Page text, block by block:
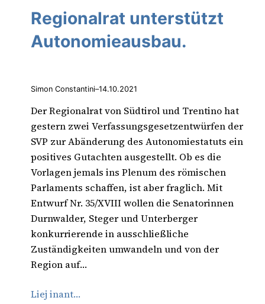
Regionalrat unterstützt
Autonomieausbau.
Simon Constantini–14.10.2021
Der Regionalrat von Südtirol und Trentino hat
gestern zwei Verfassungsgesetzentwürfen der
SVP zur Abänderung des Autonomiestatuts ein
positives Gutachten ausgestellt. Ob es die
Vorlagen jemals ins Plenum des römischen
Parlaments schaffen, ist aber fraglich. Mit
Entwurf Nr. 35/XVIII wollen die Senatorinnen
Durnwalder, Steger und Unterberger
konkurrierende in ausschließliche
Zuständigkeiten umwandeln und von der
Region auf…
Liej inant…